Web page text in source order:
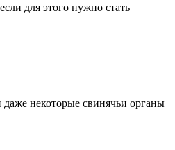
для этого нужно стать
некоторые свинячьи органы